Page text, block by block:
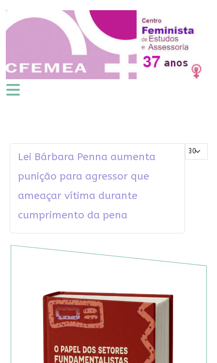
Mostrar #
Lei Bárbara Penna aumenta
punição para agressor que
ameaçar vítima durante
cumprimento da pena